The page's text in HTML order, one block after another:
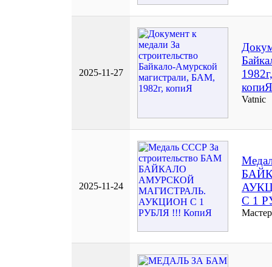
2025-11-27
1982г,
копиЯ
Vatnic
2025-11-24
С 1